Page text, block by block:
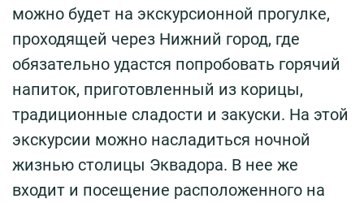
можно будет на экскурсионной прогулке,
проходящей через Нижний город, где
обязательно удастся попробовать горячий
напиток, приготовленный из корицы,
традиционные сладости и закуски. На этой
экскурсии можно насладиться ночной
жизнью столицы Эквадора. В нее же
входит и посещение расположенного на